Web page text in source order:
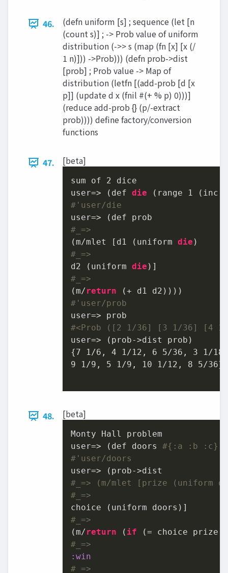
46.
(defn uniform [s] ; sequence (let [n
(count s)] ; -> Prob value of uniform
distribution (->> s (map (fn [x] [x (/
1 n)])) ->Prob))) (defn prob->dist
[prob] ; Prob value -> Map of
distribution (letfn [(add-prob [d [x
p]] (update d x (fnil #(+ % p) 0)))]
(reduce add-prob {} (p/-extract
prob)))) define factory/conversion
functions
47. [beta]
sum of 2 dice
user=> (def die (range 1 (inc
#'user/die
#_=>
(m/mlet [d1 (uniform die
#_=>
d2 (uniform die
#_=>
(m/return
#'user/prob
#<Prob ([2 1/36] [3 1/36] [4
user=> (prob->dist prob)
{7 1/6 , 4 1/12 , 6 5/36 , 3 1/18
9
1/9 , 5 1/9 , 10 1/12 , 8 5/36}
48. [beta]
Monty Hall problem
user=> (def doors #{:a :b :c})
#'user/doors
#_=> (m/mlet [prize (uniform
#_=>
#_=>
(m/return ( if
#_=>
:win
#_=>